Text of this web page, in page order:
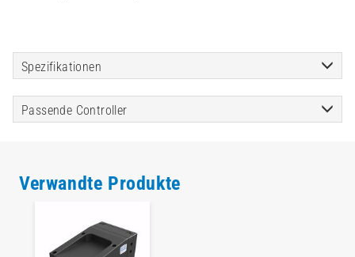
Spezifikationen
Passende Controller
Verwandte Produkte